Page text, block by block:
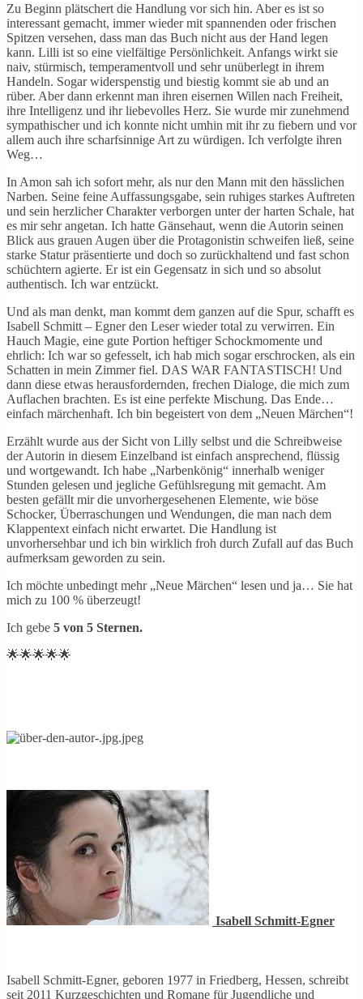
Zu Beginn plätschert die Handlung vor sich hin. Aber es ist so
interessant gemacht, immer wieder mit spannenden oder frischen
Spitzen versehen, dass man das Buch nicht aus der Hand legen
kann. Lilli ist so eine vielfältige Persönlichkeit. Anfangs wirkt sie
naiv, stürmisch, temperamentvoll und sehr unüberlegt in ihrem
Handeln. Sogar widerspenstig und biestig kommt sie ab und an
rüber. Aber dann erkennt man ihren eisernen Willen nach Freiheit,
ihre Intelligenz und ihr liebevolles Herz. Sie wurde mir zunehmend
sympathischer und ich konnte nicht umhin mit ihr zu fiebern und vor
allem auch ihre scharfsinnige Art zu würdigen. Ich verfolgte ihren
Weg…
In Amon sah ich sofort mehr, als nur den Mann mit den hässlichen
Narben. Seine feine Auffassungsgabe, sein ruhiges starkes Auftreten
und sein herzlicher Charakter verborgen unter der harten Schale, hat
es mir sehr angetan. Ich hatte Gänsehaut, wenn die Autorin seinen
Blick aus grauen Augen über die Protagonistin schweifen ließ, seine
starke Statur präsentierte und doch so zurückhaltend und fast schon
schüchtern agierte. Er ist ein Gegensatz in sich und so absolut
authentisch. Ich war entzückt.
Und als man denkt, man kommt dem ganzen auf die Spur, schafft es
Isabell Schmitt – Egner den Leser wieder total zu verwirren. Ein
Hauch Magie, eine gute Portion heftiger Schockmomente und
ehrlich: Ich war so gefesselt, ich hab mich sogar erschrocken, als ein
Schatten in mein Zimmer fiel. DAS WAR FANTASTISCH! Und
dann diese etwas herausfordernden, frechen Dialoge, die mich zum
Auflachen brachten. Es ist eine perfekte Mischung. Das Ende…
einfach märchenhaft. Ich bin begeistert von dem „Neuen Märchen“!
Erzählt wurde aus der Sicht von Lilly selbst und die Schreibweise
der Autorin in diesem Einzelband ist einfach ansprechend, flüssig
und wortgewandt. Ich habe „Narbenkönig“ innerhalb weniger
Stunden gelesen und jegliche Gefühlsregung mit gemacht. Am
besten gefällt mir die unvorhergesehenen Elemente, wie böse
Schocker, Überraschungen und Wendungen, die man nach dem
Klappentext einfach nicht erwartet. Die Handlung ist
unvorhersehbar und ich bin wirklich froh durch Zufall auf das Buch
aufmerksam geworden zu sein.
Ich möchte unbedingt mehr „Neue Märchen“ lesen und ja… Sie hat
mich zu 100 % überzeugt!
Ich gebe 5 von 5 Sternen.
🌟🌟🌟🌟🌟
Isabell Schmitt-Egner
Isabell Schmitt-Egner, geboren 1977 in Friedberg, Hessen, schreibt
seit 2011 Kurzgeschichten und Romane für Jugendliche und